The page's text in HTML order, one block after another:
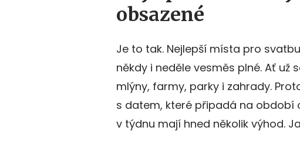
obsazené
Je to tak. Nejlepší místa pro
někdy i neděle vesměs plné. Ať už
mlýny, farmy, parky i zahrady.
s datem, které připadá na období
v týdnu mají hned několik výhod.